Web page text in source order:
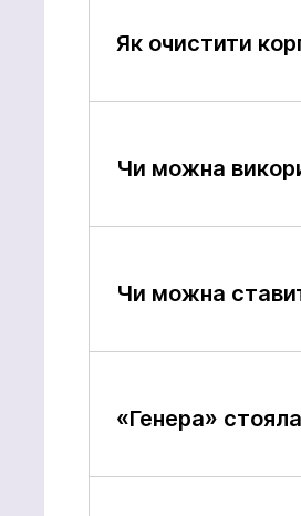
Як очистити
Чи можна
Чи можна
«Генера»